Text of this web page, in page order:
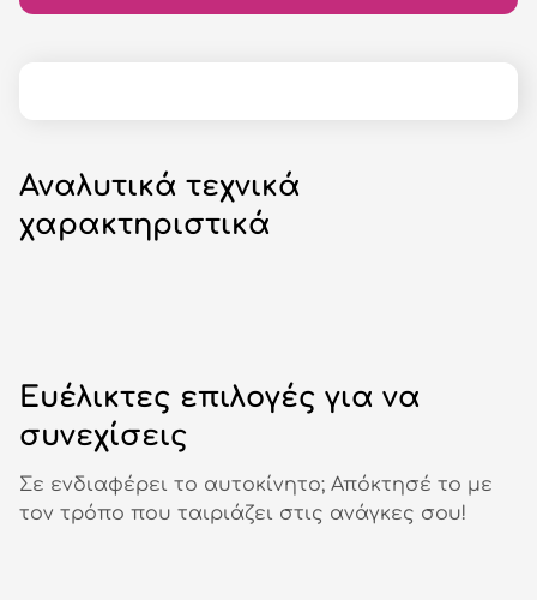
Αναλυτικά τεχνικά
χαρακτηριστικά
Ευέλικτες επιλογές για να
συνεχίσεις
Σε ενδιαφέρει το αυτοκίνητο; Απόκτησέ το με
τον τρόπο που ταιριάζει στις ανάγκες σου!